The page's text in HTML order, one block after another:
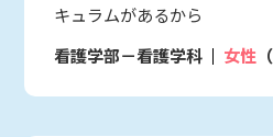
キュラムがあるから
看護学部－看護学科
女性